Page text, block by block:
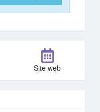
Site web